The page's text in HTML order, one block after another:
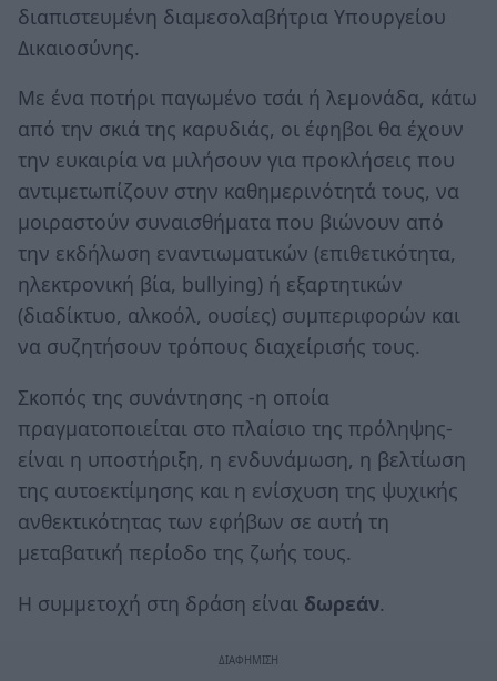
διαπιστευμένη διαμεσολαβήτρια Υπουργείου
Δικαιοσύνης.
Με ένα ποτήρι παγωμένο τσάι ή λεμονάδα, κάτω
από την σκιά της καρυδιάς, οι έφηβοι θα έχουν
την ευκαιρία να μιλήσουν για προκλήσεις που
αντιμετωπίζουν στην καθημερινότητά τους, να
μοιραστούν συναισθήματα που βιώνουν από
την εκδήλωση εναντιωματικών (επιθετικότητα,
ηλεκτρονική βία, bullying) ή εξαρτητικών
(διαδίκτυο, αλκοόλ, ουσίες) συμπεριφορών και
να συζητήσουν τρόπους διαχείρισής τους.
Σκοπός της συνάντησης -η οποία
πραγματοποιείται στο πλαίσιο της πρόληψης-
είναι η υποστήριξη, η ενδυνάμωση, η βελτίωση
της αυτοεκτίμησης και η ενίσχυση της ψυχικής
ανθεκτικότητας των εφήβων σε αυτή τη
μεταβατική περίοδο της ζωής τους.
Η συμμετοχή στη δράση είναι δωρεάν.